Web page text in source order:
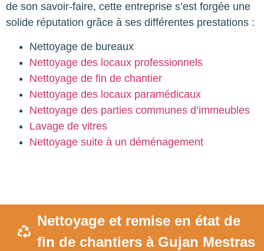
de son savoir-faire, cette entreprise s’est forgée une
solide réputation grâce à ses différentes prestations :
Nettoyage de bureaux
Nettoyage des locaux professionnels
Nettoyage de fin de chantier
Nettoyage des locaux paramédicaux
Nettoyage des parties communes d’immeubles
Lavage de vitres
Nettoyage suite à un déménagement
Nettoyage et remise en état de
fin de chantiers à Gujan Mestras